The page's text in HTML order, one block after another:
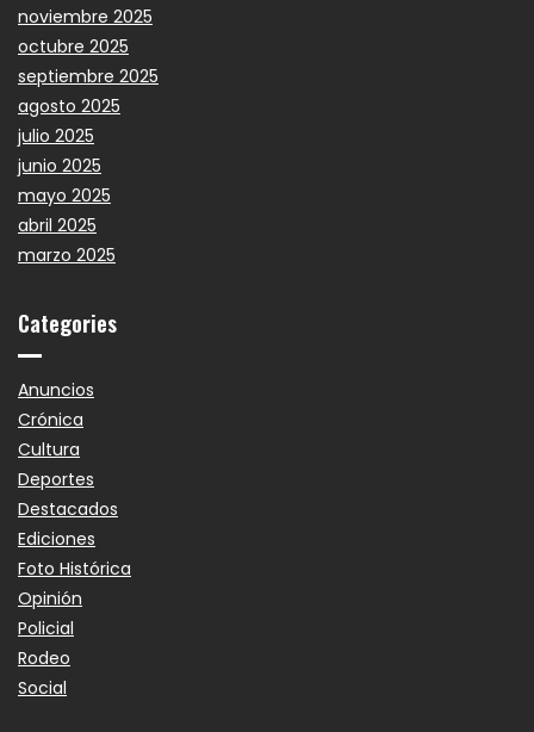
noviembre 2025
octubre 2025
septiembre 2025
agosto 2025
julio 2025
junio 2025
mayo 2025
abril 2025
marzo 2025
Categories
Anuncios
Crónica
Cultura
Deportes
Destacados
Ediciones
Foto Histórica
Opinión
Policial
Rodeo
Social